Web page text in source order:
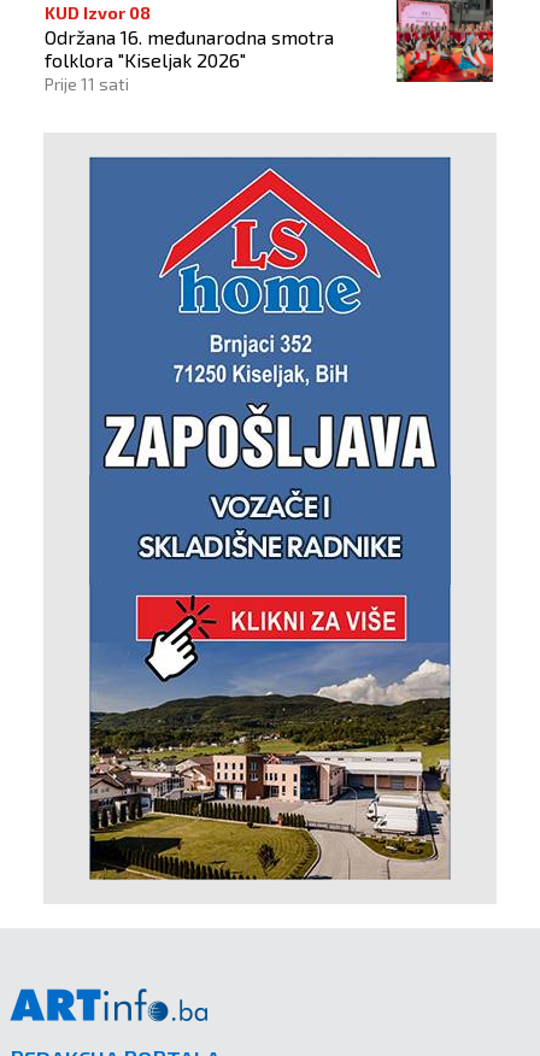
KUD Izvor 08
Održana 16. međunarodna smotra
folklora "Kiseljak 2026"
Prije 11 sati